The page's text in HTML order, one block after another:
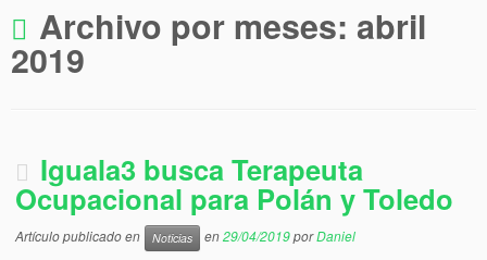
Archivo por meses: abril
2019
Iguala3 busca Terapeuta
Ocupacional para Polán y Toledo
Artículo publicado en Noticias en29/04/2019porDaniel